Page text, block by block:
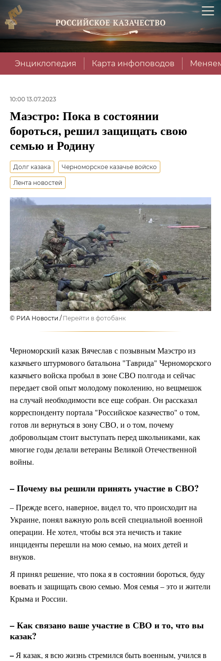
Энциклопедия Карта инфоповодов
10:00 13.07.2023
Маэстро: Пока в состоянии
бороться, решил защищать свою
семью и Родину
Долг казака Черноморское казачье войско
Лента новостей
© РИА Новости Перейти в фотобанк
Черноморский казак Вячеслав с позывным Маэстро из
казачьего штурмового батальона "Таврида" Черноморского
казачьего войска пробыл в зоне СВО полгода и сейчас
передает свой опыт молодому поколению, но вещмешок
на случай необходимости все еще собран. Он рассказал
корреспонденту портала "Российское казачество" о том,
готов ли вернуться в зону СВО, и о том, почему
добровольцам стоит выступать перед школьниками, как
многие годы делали ветераны Великой Отечественной
войны.
– Почему вы решили принять участие в СВО?
– Прежде всего, наверное, видел то, что происходит на
Украине, понял важную роль всей специальной военной
операции. Не хотел, чтобы вся эта нечисть и такие
инциденты перешли на мою семью, на моих детей и
внуков.
Я принял решение, что пока я в состоянии бороться, буду
воевать и защищать свою семью. Моя семья – это и жители
Крыма и России.
– Как связано ваше участие в СВО и то, что вы
казак?
– Я казак, я всю жизнь стремился быть военным, учился в